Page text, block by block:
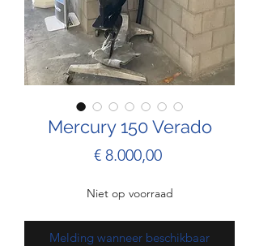
Mercury 150 Verado
€ 8.000,00Prijs
Niet op voorraad
Melding wanneer beschikbaar